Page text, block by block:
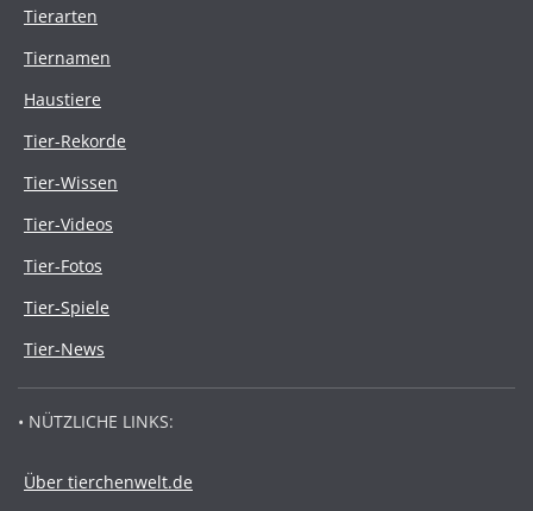
Tierarten
Tiernamen
Haustiere
Tier-Rekorde
Tier-Wissen
Tier-Videos
Tier-Fotos
Tier-Spiele
Tier-News
• NÜTZLICHE LINKS:
Über tierchenwelt.de